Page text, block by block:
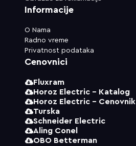
Informacije
O Nama
Radno vreme
Privatnost podataka
Cenovnici
Fluxram
Horoz Electric - Katalog
Horoz Electric - Cenovnik
Turska
Schneider Electric
Aling Conel
OBO Betterman